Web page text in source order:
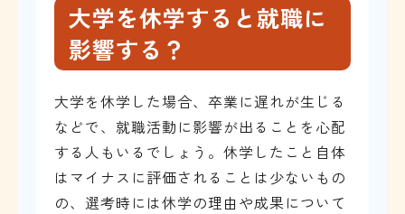
大学を休学すると就職に
影響する？
大学を休学した場合、卒業に遅れが生じる
などで、就職活動に影響が出ることを心配
する人もいるでしょう。休学したこと自体
はマイナスに評価されることは少ないもの
の、選考時には休学の理由や成果について